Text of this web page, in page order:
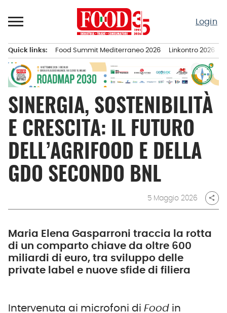
al
Login
principale
Quick links: Food Summit Mediterraneo 2026 Linkontro 2026
SINERGIA, SOSTENIBILITÀ
E CRESCITA: IL FUTURO
DELL’AGRIFOOD E DELLA
GDO SECONDO BNL
5 Maggio 2026 share
Maria Elena Gasparroni traccia la rotta
di un comparto chiave da oltre 600
miliardi di euro, tra sviluppo delle
private label e nuove sfide di filiera
Intervenuta ai microfoni di Food in